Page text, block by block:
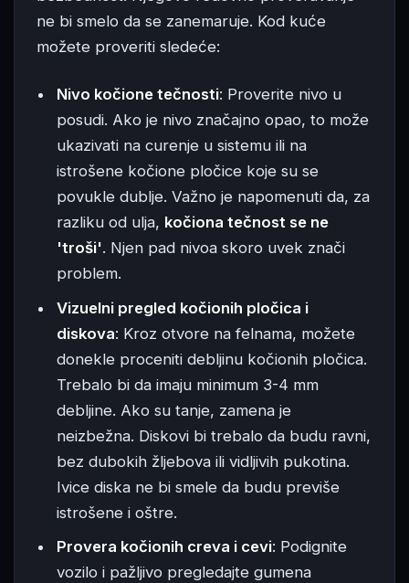
ne bi smelo da se zanemaruje. Kod kuće
možete proveriti sledeće:
Nivo kočione tečnosti: Proverite nivo u
posudi. Ako je nivo značajno opao, to može
ukazivati na curenje u sistemu ili na
istrošene kočione pločice koje su se
povukle dublje. Važno je napomenuti da, za
razliku od ulja, kočiona tečnost se ne
'troši'. Njen pad nivoa skoro uvek znači
problem.
Vizuelni pregled kočionih pločica i
diskova: Kroz otvore na felnama, možete
donekle proceniti debljinu kočionih pločica.
Trebalo bi da imaju minimum 3-4 mm
debljine. Ako su tanje, zamena je
neizbežna. Diskovi bi trebalo da budu ravni,
bez dubokih žljebova ili vidljivih pukotina.
Ivice diska ne bi smele da budu previše
istrošene i oštre.
Provera kočionih creva i cevi: Podignite
vozilo i pažljivo pregledajte gumena